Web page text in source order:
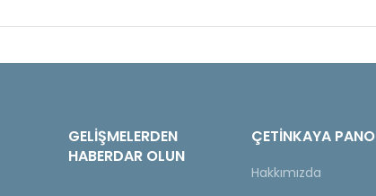
GELIŞMELERDEN
HABERDAR OLUN
ÇETINKAYA PANO
Hakkımızda